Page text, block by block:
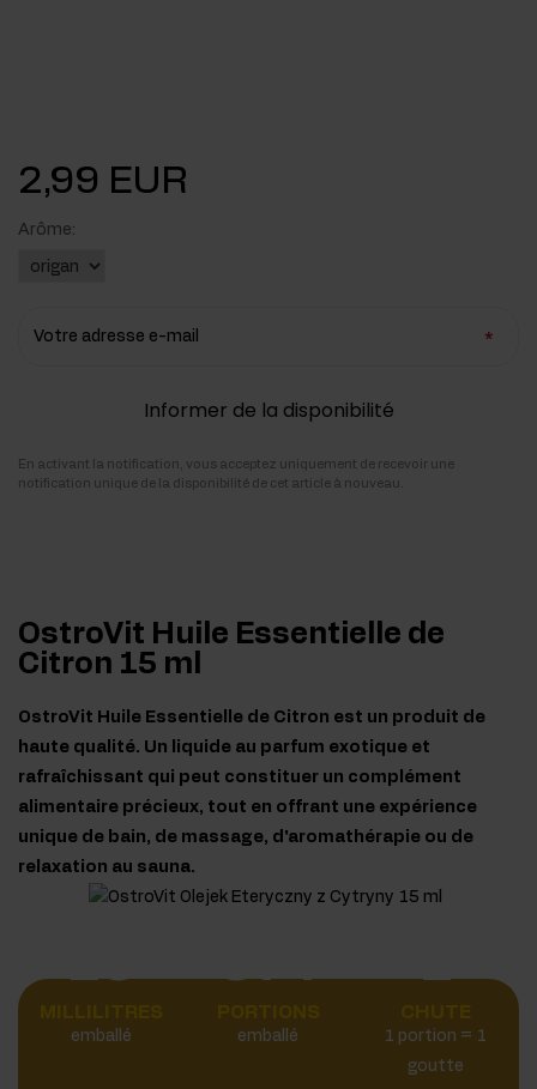
2,99 EUR
Arôme:
Votre adresse e-mail
Informer de la disponibilité
En activant la notification, vous acceptez uniquement de recevoir une
notification unique de la disponibilité de cet article à nouveau.
OstroVit Huile Essentielle de
Citron 15 ml
OstroVit Huile Essentielle de Citron est un produit de
haute qualité. Un liquide au parfum exotique et
rafraîchissant qui peut constituer un complément
alimentaire précieux, tout en offrant une expérience
unique de bain, de massage, d'aromathérapie ou de
relaxation au sauna.
15
emballé
374
emballé
1
1 portion = 1
goutte